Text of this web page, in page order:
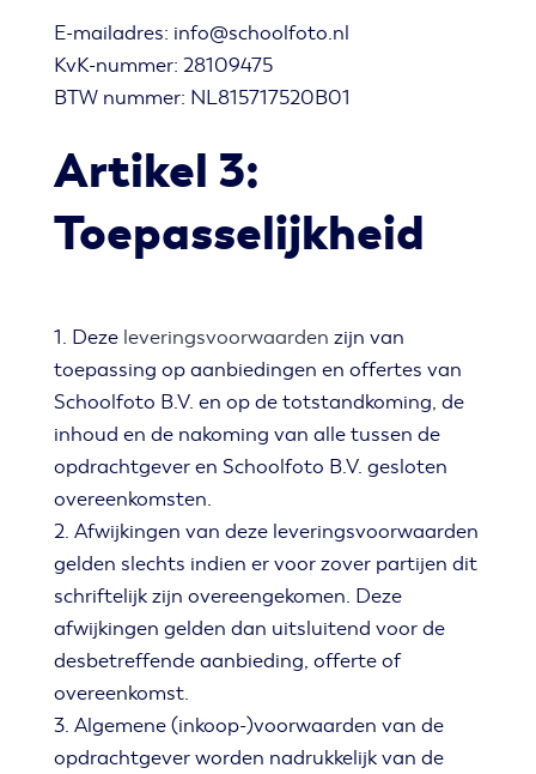
E-mailadres: info@schoolfoto.nl
KvK-nummer: 28109475
BTW nummer: NL815717520B01
Artikel 3:
Toepasselijkheid
1. Deze leveringsvoorwaarden zijn van
toepassing op aanbiedingen en offertes van
Schoolfoto B.V. en op de totstandkoming, de
inhoud en de nakoming van alle tussen de
opdrachtgever en Schoolfoto B.V. gesloten
overeenkomsten.
2. Afwijkingen van deze leveringsvoorwaarden
gelden slechts indien er voor zover partijen dit
schriftelijk zijn overeengekomen. Deze
afwijkingen gelden dan uitsluitend voor de
desbetreffende aanbieding, offerte of
overeenkomst.
3. Algemene (inkoop-)voorwaarden van de
opdrachtgever worden nadrukkelijk van de